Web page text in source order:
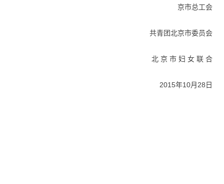
京市总工会
共青团北京市委员会
北 京 市 妇 女 联 合
2015年10月 28 日